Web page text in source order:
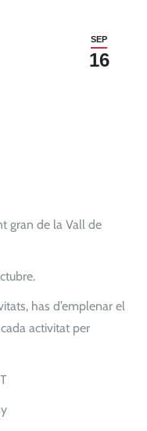
SEP
16
gran de la Vall de
has d’emplenar el
activitat per